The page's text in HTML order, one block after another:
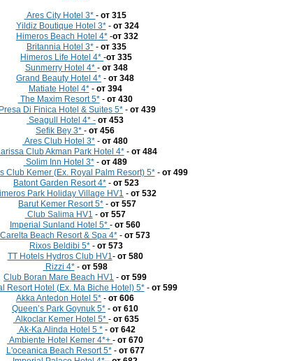
Ares City Hotel 3* - от 315
Yildiz Boutique Hotel 3*- от 324
Himeros Beach Hotel 4* -от 332
Britannia Hotel 3*- от 335
Himeros Life Hotel 4* -от 335
Sunmerry Hotel 4* - от 348
Grand Beauty Hotel 4* - от 348
Matiate Hotel 4*- от 394
The Maxim Resort 5*-от 430
Di Finica Hotel & Suites 5* - от 439
Seagull Hotel 4* - от 453
Sefik Bey 3* - от 456
Ares Club Hotel 3* - от 480
Club Akman Park Hotel 4*- от 484
Solim Inn Hotel 3*-от 489
Club Kemer (Ex. Royal Palm Resort) 5*- от 499
Batont Garden Resort 4* - от 523
Park Holiday Village HV1 - от 532
Barut Kemer Resort 5* - от 557
Club Salima HV1 - от 557
Imperial Sunland Hotel 5* - от 560
Carelta Beach Resort & Spa 4* - от 573
Rixos Beldibi 5* - от 573
TT Hotels Hydros Club HV1- от 580
Rizzi 4*- от 598
Club Boran Mare Beach HV1 - от 599
Resort Hotel (Ex. Ma Biche Hotel) 5*-от 599
Akka Antedon Hotel 5* - от 606
Queen’s Park Goynuk 5* - от 610
Alkoclar Kemer Hotel 5* - от 635
Ak-Ka Alinda Нotel 5 * - от 642
Ambiente Hotel Kemer 4*+ - от 670
L'oceanica Beach Resort 5*- от 677